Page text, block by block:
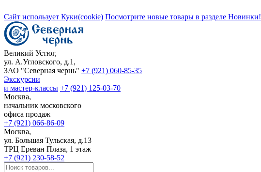
Сайт использует Куки(cookie) Посмотрите новые товары в разделе Новинки!
Великий Устюг,
ул. А.Угловского, д.1,
ЗАО "Северная чернь" +7 (921) 060-85-35
Экскурсии
и мастер-классы +7 (921) 125-03-70
Москва,
начальник московского
офиса продаж
+7 (921) 066-86-09
Москва,
ул. Большая Тульская, д.13
ТРЦ Ереван Плаза, 1 этаж
+7 (921) 230-58-52